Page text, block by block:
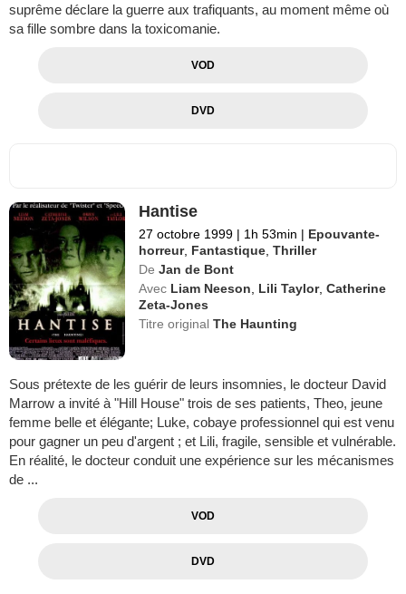
suprême déclare la guerre aux trafiquants, au moment même où
sa fille sombre dans la toxicomanie.
VOD
DVD
Hantise
27 octobre 1999 | 1h 53min | Epouvante-
horreur, Fantastique ,Thriller
De Jan de Bont
Avec Liam Neeson Lili Taylor,Catherine
Zeta-Jones
Titre originalThe Haunting
Sous prétexte de les guérir de leurs insomnies, le docteur David
Marrow a invité à "Hill House" trois de ses patients, Theo, jeune
femme belle et élégante; Luke, cobaye professionnel qui est venu
pour gagner un peu d'argent ; et Lili, fragile, sensible et vulnérable.
En réalité, le docteur conduit une expérience sur les mécanismes
de ...
VOD
DVD